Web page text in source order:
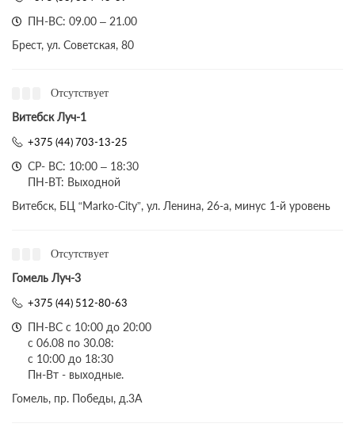
ПН-ВС: 09.00 – 21.00
Брест, ул. Советская, 80
Отсутствует
Витебск Луч-1
+375 (44) 703-13-25
СР- ВС: 10:00 – 18:30
ПН-ВТ: Выходной
Витебск, БЦ “Marko-City”, ул. Ленина, 26-а, минус 1-й уровень
Отсутствует
Гомель Луч-3
+375 (44) 512-80-63
ПН-ВС с 10:00 до 20:00
с 06.08 по 30.08:
с 10:00 до 18:30
Пн-Вт - выходные.
Гомель, пр. Победы, д.3A